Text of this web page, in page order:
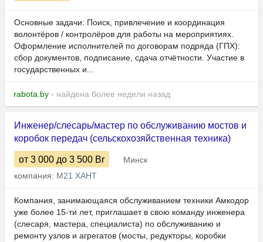
Основные задачи: Поиск, привлечение и координация
волонтёров / контролёров для работы на мероприятиях.
Оформление исполнителей по договорам подряда (ГПХ):
сбор документов, подписание, сдача отчётности. Участие в
государственных и...
rabota.by - найдена более недели назад
Инженер/слесарь/мастер по обслуживанию мостов и
коробок передач (сельскохозяйственная техника)
от 3 000 до 3 500 Br
Минск
компания: М21 ХАНТ
Компания, занимающаяся обслуживанием техники Амкодор
уже более 15-ти лет, приглашает в свою команду инженера
(слесаря, мастера, специалиста) по обслуживанию и
ремонту узлов и агрегатов (мосты, редукторы, коробки